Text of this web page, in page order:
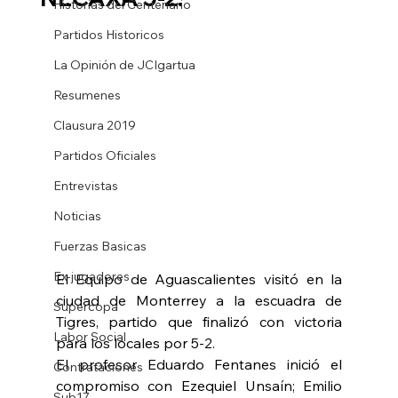
Historias del Centenario
Partidos Historicos
La Opinión de JCIgartua
Resumenes
Clausura 2019
Partidos Oficiales
Entrevistas
Noticias
Fuerzas Basicas
Ex-jugadores
Supercopa
Labor Social
Contrataciones
El Equipo de Aguascalientes visitó en la
ciudad de Monterrey a la escuadra de
Tigres, partido que finalizó con victoria
para los locales por 5-2.
El profesor Eduardo Fentanes inició el
compromiso con Ezequiel Unsaín; Emilio